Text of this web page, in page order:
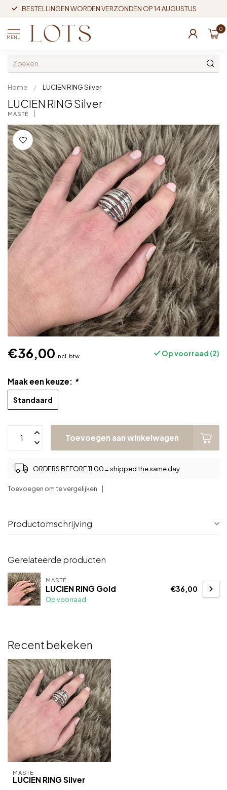
BESTELLINGEN WORDEN VERZONDEN OP 14 AUGUSTUS
MENU
0
Home / LUCIEN RING Silver
LUCIEN RING Silver
MASTÉ
€36,00 Incl. btw Op voorraad (2)
Maak een keuze: *
Standaard
Toevoegen aan winkelwagen
ORDERS BEFORE 11:00 = shipped the same day
Toevoegen om te vergelijken
Productomschrijving
Gerelateerde producten
MASTÉ
LUCIEN RING Gold
Op voorraad
€36,00
Recent bekeken
MASTÉ
LUCIEN RING Silver